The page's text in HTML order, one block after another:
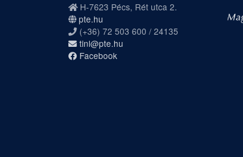
H-7623 Pécs, Rét utca 2.
pte.hu
(+36) 72 503 600 / 24135
tinl@pte.hu
Facebook